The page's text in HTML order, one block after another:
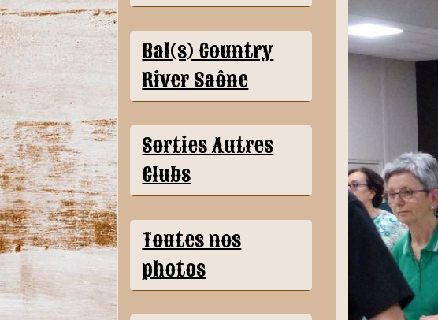
Bal(s) Country
River Saône
Sorties Autres
Clubs
Toutes nos
photos